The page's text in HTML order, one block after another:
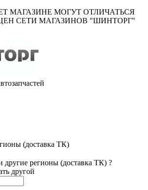
МАГАЗИНЕ МОГУТ ОТЛИЧАТЬСЯ
СЕТИ МАГАЗИНОВ "ШИНТОРГ"
(доставка ТК)
регионы (доставка ТК) ?
другой